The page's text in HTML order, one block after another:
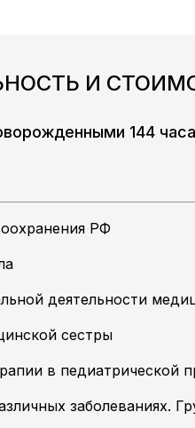
И
144 часа
РФ
деятельности
сестры
в педиатрической
заболеваниях.